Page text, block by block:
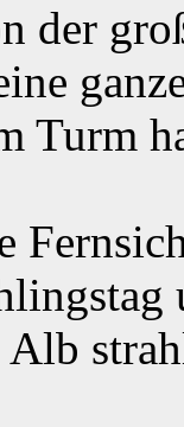
der
Turm
Alb